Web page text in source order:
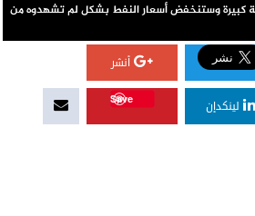
كبيرة وستنخفض أسعار النفط بشكل لم تشهدوه من
أنشر
لينكدإن
Save